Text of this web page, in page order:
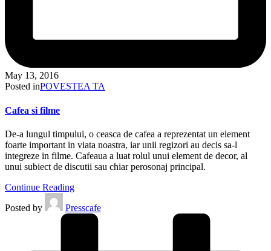
May 13, 2016
Posted inPOVESTEA TA
Cafea si filme
De-a lungul timpului, o ceasca de cafea a reprezentat un element
foarte important in viata noastra, iar unii regizori au decis sa-l
integreze in filme. Cafeaua a luat rolul unui element de decor, al
unui subiect de discutii sau chiar perosonaj principal.
Continue Reading
Posted by
Presscafe